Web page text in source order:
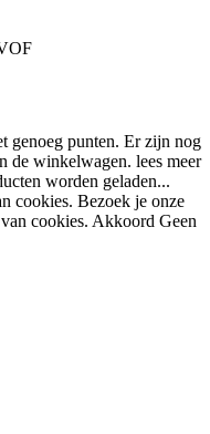
genoeg punten. Er zijn nog
de winkelwagen. lees meer
worden geladen...
cookies. Bezoek je onze
cookies. Akkoord Geen